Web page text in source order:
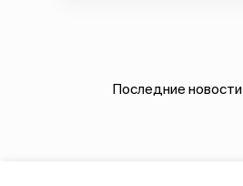
Последние новости